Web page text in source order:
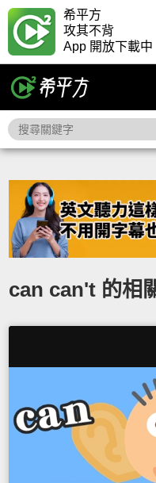
希平方
攻其不背
App 開放下載中
can can't 的相